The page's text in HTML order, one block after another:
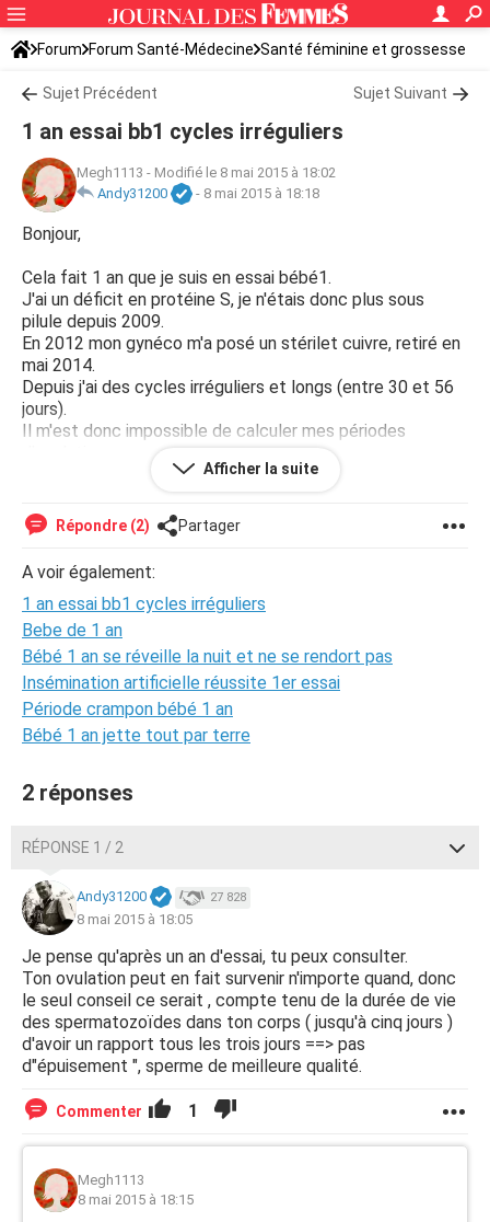
Forum Forum Santé-Médecine Santé féminine et grossesse
Tomber enceinte
Sujet Précédent Sujet Suivant
1 an essai bb1 cycles irréguliers
Megh1113 - Modifié le 8 mai 2015 à 18:02
Andy31200
- 8 mai 2015 à 18:18
Bonjour,
Cela fait 1 an que je suis en essai bébé1.
J'ai un déficit en protéine S, je n'étais donc plus sous
pilule depuis 2009.
En 2012 mon gynéco m'a posé un stérilet cuivre, retiré en
mai 2014.
Depuis j'ai des cycles irréguliers et longs (entre 30 et 56
jours).
Il m'est donc impossible de calculer mes périodes
Auriez-vous des conseils à me donner afin de favoriser
A partir de combien de mois d'échec peut-on consulter
son gynéco ?
Merci
Afficher la suite
Répondre (2) Partager
A voir également:
1 an essai bb1 cycles irréguliers
Bebe de 1 an
Bébé 1 an se réveille la nuit et ne se rendort pas
Insémination artificielle réussite 1er essai
Période crampon bébé 1 an
Bébé 1 an jette tout par terre
2 réponses
RÉPONSE 1 / 2
Andy31200 27 828
8 mai 2015 à 18:05
Je pense qu'après un an d'essai, tu peux consulter.
Ton ovulation peut en fait survenir n'importe quand, donc
le seul conseil ce serait , compte tenu de la durée de vie
des spermatozoïdes dans ton corps ( jusqu'à cinq jours )
d'avoir un rapport tous les trois jours ==> pas
d"épuisement ", sperme de meilleure qualité.
Commenter 1
Megh1113
8 mai 2015 à 18:15